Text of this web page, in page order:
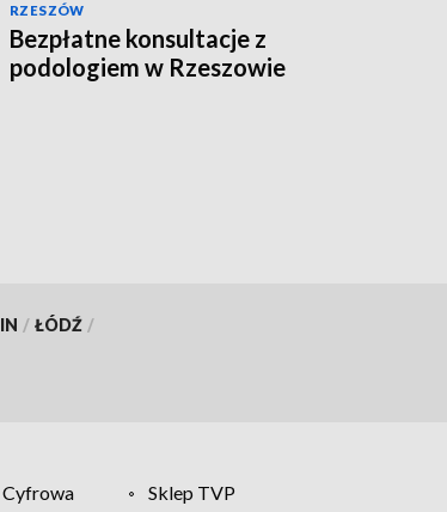
RZESZÓW
Bezpłatne konsultacje z
podologiem w Rzeszowie
/ ŁÓDŹ /
Cyfrowa
Sklep TVP